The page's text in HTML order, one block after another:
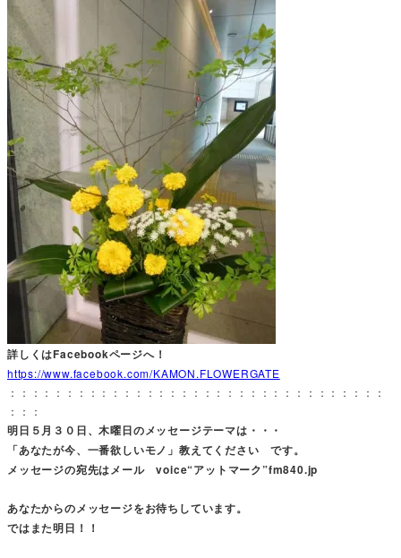
詳しくはFacebookページへ！
https://www.facebook.com/KAMON.FLOWERGATE
：：：：：：：：：：：：：：：：：：：：：：：：：：：：：：：：：
：：：
明日５月３０日、木曜日のメッセージテーマは・・・
「あなたが今、一番欲しいモノ」教えてください です。
メッセージの宛先はメール voice“アットマーク”fm840.jp
あなたからのメッセージをお待ちしています。
ではまた明日！！